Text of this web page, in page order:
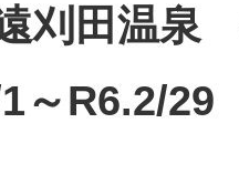
刈田温泉
～R6.2/29